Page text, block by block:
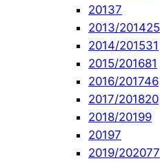
20137
2013/201425
2014/201531
2015/201681
2016/201746
2017/201820
2018/20199
20197
2019/202077